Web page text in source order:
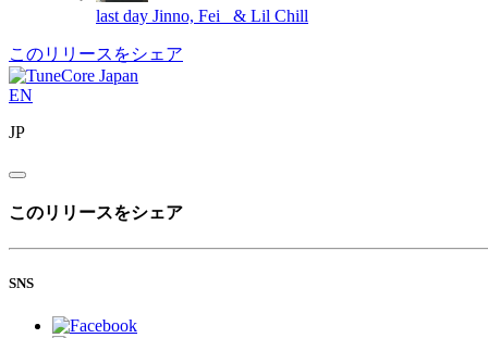
last day Jinno, Fei_ & Lil Chill
このリリースをシェア
EN
JP
このリリースをシェア
SNS